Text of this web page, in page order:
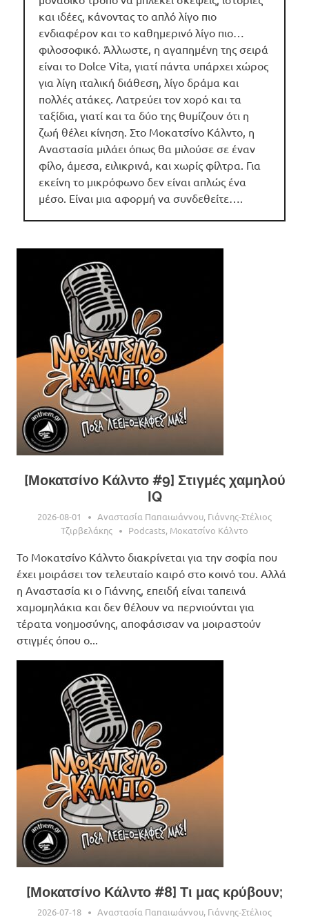
και ιδέες, κάνοντας το απλό λίγο πιο
ενδιαφέρον και το καθημερινό λίγο πιο…
φιλοσοφικό. Άλλωστε, η αγαπημένη της σειρά
είναι το Dolce Vita, γιατί πάντα υπάρχει χώρος
για λίγη ιταλική διάθεση, λίγο δράμα και
πολλές ατάκες. Λατρεύει τον χορό και τα
ταξίδια, γιατί και τα δύο της θυμίζουν ότι η
ζωή θέλει κίνηση. Στο Μοκατσίνο Κάλντο, η
Αναστασία μιλάει όπως θα μιλούσε σε έναν
φίλο, άμεσα, ειλικρινά, και χωρίς φίλτρα. Για
εκείνη το μικρόφωνο δεν είναι απλώς ένα
μέσο. Είναι μια αφορμή να συνδεθείτε….
[Μοκατσίνο Κάλντο #9] Στιγμές χαμηλού
IQ
2026-08-01 Αναστασία Παπαιωάννου, Γιάννης-Στέλιος
Τζιρβελάκης
Podcasts, Μοκατσίνο Κάλντο
Το Μοκατσίνο Κάλντο διακρίνεται για την σοφία που
έχει μοιράσει τον τελευταίο καιρό στο κοινό του. Αλλά
η Αναστασία κι ο Γιάννης, επειδή είναι ταπεινά
χαμομηλάκια και δεν θέλουν να περνιούνται για
τέρατα νοημοσύνης, αποφάσισαν να μοιραστούν
στιγμές όπου ο...
[Μοκατσίνο Κάλντο #8] Τι μας κρύβουν;
2026-07-18 Αναστασία Παπαιωάννου, Γιάννης-Στέλιος